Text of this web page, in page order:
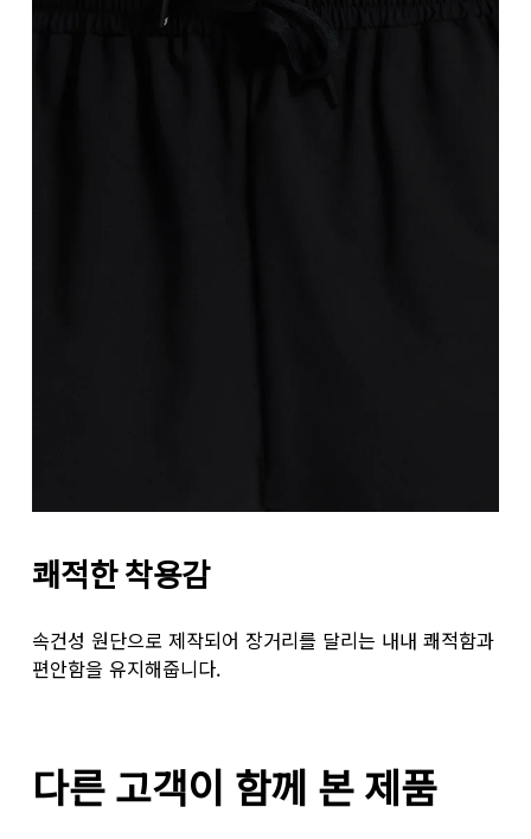
쾌적한 착용감
속건성 원단으로 제작되어 장거리를 달리는 내내 쾌적함과
편안함을 유지해줍니다.
다른 고객이 함께 본 제품